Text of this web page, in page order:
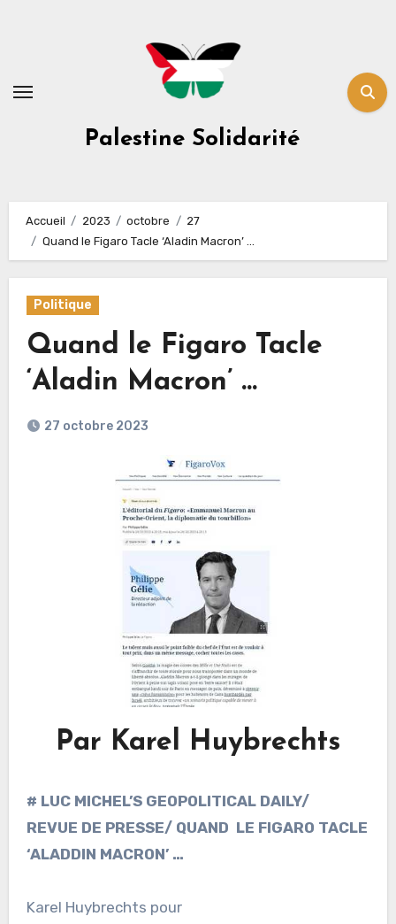
Palestine Solidarité
Accueil 2023 octobre
27
Quand le Figaro Tacle ‘Aladin Macron’ …
Politique
Quand le Figaro Tacle
‘Aladin Macron’ …
27 octobre 2023
Par Karel Huybrechts
# LUC MICHEL’S GEOPOLITICAL DAILY/
REVUE DE PRESSE/ QUAND LE FIGARO TACLE
‘ALADDIN MACRON’ …
Karel Huybrechts pour